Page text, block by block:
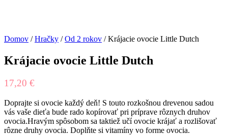
Domov /Hračky /Od 2 rokov / Krájacie ovocie Little Dutch
Krájacie ovocie Little Dutch
17,20 €
Doprajte si ovocie každý deň! S touto rozkošnou drevenou sadou
vás vaše dieťa bude rado kopírovať pri príprave rôznych druhov
ovocia.Hravým spôsobom sa taktiež učí ovocie krájať a rozlišovať
rôzne druhy ovocia. Doplňte si vitamíny vo forme ovocia.